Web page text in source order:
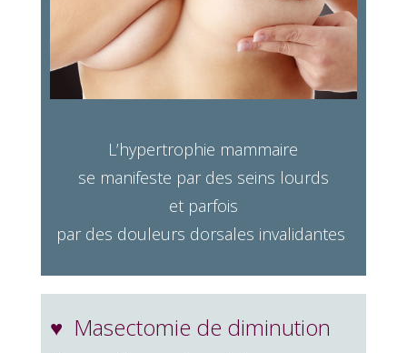
L’hypertrophie mammaire
se manifeste par des seins lourds
et parfois
par des douleurs dorsales invalidantes
♥ Masectomie de diminution